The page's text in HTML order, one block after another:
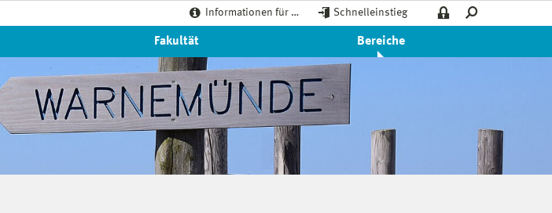
Informationen für … Schnelleinstieg
Fakultät Bereiche